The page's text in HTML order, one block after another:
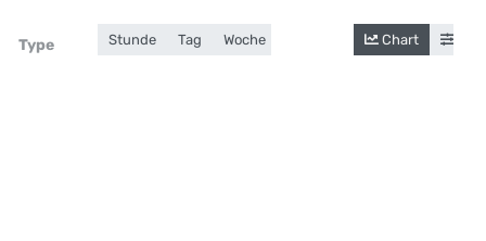
Zoom Stunde Tag Woche Jahr Gesamt
Type Chart